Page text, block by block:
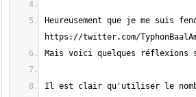
Heureusement que je me suis
Il est clair qu'utiliser le